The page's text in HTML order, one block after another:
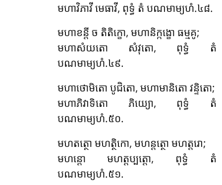
មហាវិភាវី មេធាវី, ពុទ្ធំ តំ បណមាម្យហំ.៤៨.
មហាខន្តី ច តិតិក្ខោ, មហានិក្កង្ខោ ធម្មគូ;
មហាសំយតោ សំវុតោ, ពុទ្ធំ តំ
បណមាម្យហំ.៤៩.
មហាថោមិតោ បូជិតោ, មហាមានិតោ វន្ទិតោ;
មហាភិវាទិតោ ភិយ្យោ, ពុទ្ធំ តំ
បណមាម្យហំ.៥០.
មហតត្ថោ មហត្ថិកោ, មហន្តត្ថោ មហត្តរោ;
មហន្តោ មហត្តប្បត្តោ, ពុទ្ធំ តំ
បណមាម្យហំ.៥១.